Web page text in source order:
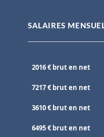
SALAIRES
2016 € brut en net
7217 € brut en net
3610 € brut en net
6495 € brut en net